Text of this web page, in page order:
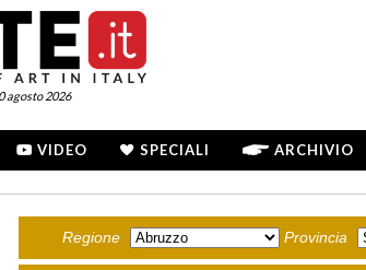
agosto 2026
VIDEO SPECIALI ARCHIVIO
Regione Provincia